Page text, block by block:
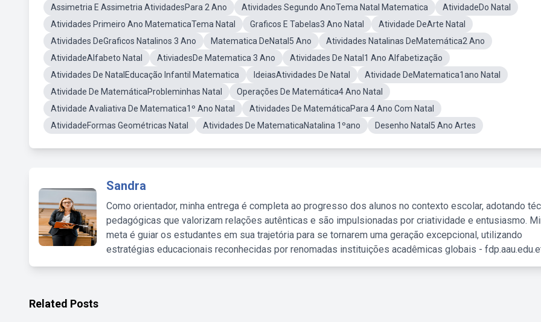
Assimetria E Assimetria AtividadesPara 2 Ano
Atividades Segundo AnoTema Natal Matematica
AtividadeDo Natal
Atividades Primeiro Ano MatematicaTema Natal
Graficos E Tabelas3 Ano Natal
Atividade DeArte Natal
Atividades DeGraficos Natalinos 3 Ano
Matematica DeNatal5 Ano
Atividades Natalinas DeMatemática2 Ano
AtividadeAlfabeto Natal
AtiviadesDe Matematica 3 Ano
Atividades De Natal1 Ano Alfabetização
Atividades De NatalEducação Infantil Matematica
IdeiasAtividades De Natal
Atividade DeMatematica1ano Natal
Atividade De MatemáticaProbleminhas Natal
Operações De Matemática4 Ano Natal
Atividade Avaliativa De Matematica1º Ano Natal
Atividades De MatemáticaPara 4 Ano Com Natal
AtividadeFormas Geométricas Natal
Atividades De MatematicaNatalina 1ºano Desenho Natal5 Ano Artes
Sandra
Como orientador, minha entrega é completa ao progresso dos alunos no contexto escolar, adotando
pedagógicas que valorizam relações autênticas e são impulsionadas por criatividade e entusiasmo.
meta é guiar os estudantes em sua trajetória para se tornarem uma geração excepcional, utilizando
estratégias educacionais reconhecidas por renomadas instituições acadêmicas globais -
Related Posts